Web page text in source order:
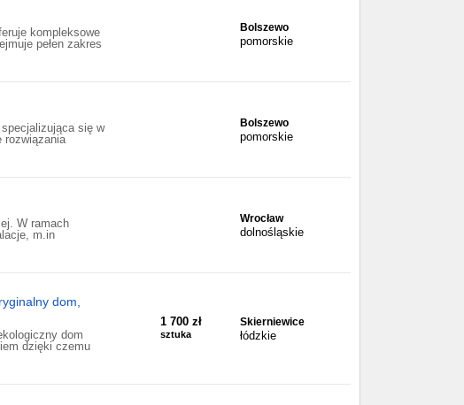
kompleksowe
pełen zakres
Bolszewo
pomorskie
się w
rozwiązania
Bolszewo
pomorskie
W ramach
m.in
Wrocław
dolnośląskie
dom,
dom
dzięki czemu
1 700 zł
sztuka
Skierniewice
łódzkie